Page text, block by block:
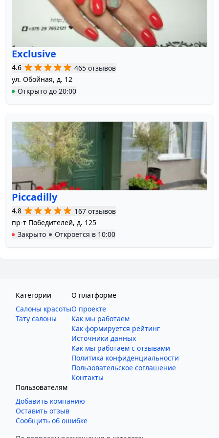
Exclusive
4.6
465 отзывов
ул. Обойная, д. 12
Открыто до 20:00
Piccadilly
4.8
167 отзывов
пр-т Победителей, д. 125
Закрыто
Откроется в 10:00
Категории
Салоны красоты
Тату салоны
О платформе
О проекте
Как мы работаем
Как формируется рейтинг
Источники данных
Как мы работаем с отзывами
Политика конфиденциальности
Пользовательское соглашение
Контакты
Пользователям
Добавить компанию
Оставить отзыв
Сообщить об ошибке